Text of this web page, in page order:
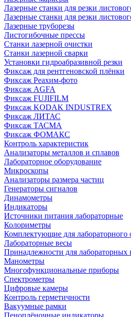
Лазерные станки для резки
Лазерные станки для резки
Лазерные труборезы
Листогибочные прессы
Станки лазерной очистки
Станки лазерной сварки
Установки гидроабразивной резки
Фиксаж для рентгеновской плёнки
Фиксаж Реахим-фото
Фиксаж AGFA
Фиксаж FUJIFILM
Фиксаж KODAK INDUSTREX
Фиксаж ЛИТАС
Фиксаж ТАСМА
Фиксаж ФОМАКС
Контроль характеристик
Анализаторы металлов и сплавов
Лабораторное оборудование
Микроскопы
Анализаторы размера частиц
Генераторы сигналов
Динамометры
Индикаторы
Источники питания лабораторные
Колориметры
Комплектующие для лабораторного
Лабораторные весы
Принадлежности для лабораторных
Манометры
Многофункциональные приборы
Спектрометры
Цифровые камеры
Контроль герметичности
Вакуумные рамки
Пеноплёночные индикаторы